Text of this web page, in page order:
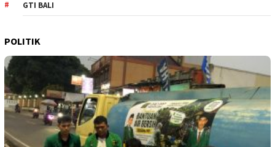
GTI BALI
POLITIK